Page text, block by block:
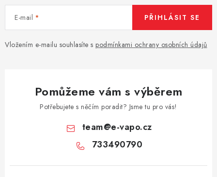
E-mail
Vložením e-mailu souhlasíte s podmínkami ochrany osobních údajů
PŘIHLÁSIT SE
Pomůžeme vám s výběrem
Potřebujete s něčím poradit? Jsme tu pro vás!
team@e-vapo.cz
733490790